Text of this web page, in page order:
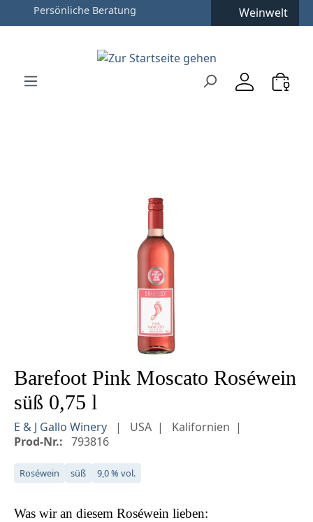
Zum Hauptinhalt springen
Zur Hauptnavigation springen
Weinwelt
Bildergalerie überspringen
Barefoot Pink Moscato Roséwein
süß 0,75 l
E & J Gallo Winery USA
Kalifornien
Prod-Nr.: 793816
Roséwein süß 9,0 % vol.
Was wir an diesem Roséwein lieben: